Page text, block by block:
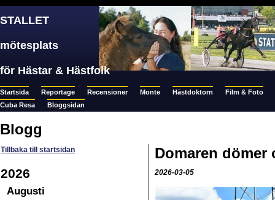
STALLET
mötesplats
för Hästar & Hästfolk
Startsida Reportage Recensioner Monte Hästdoktorn
Film & Foto
Cuba Resa
Bloggsidan
Blogg
Tillbaka till startsidan
2026
Augusti
Domaren dömer
2026-03-05